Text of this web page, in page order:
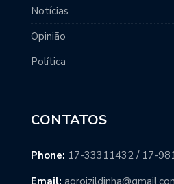
Notícias
Opinião
Política
CONTATOS
Phone: 17-33311432 / 17-
Email: